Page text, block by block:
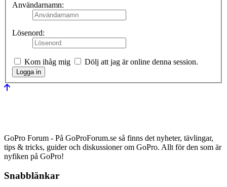
Användarnamn:
Lösenord:
Kom ihåg mig Dölj att jag är online denna session.
GoPro Forum - På GoProForum.se så finns det nyheter, tävlingar,
tips & tricks, guider och diskussioner om GoPro. Allt för den som är
nyfiken på GoPro!
Snabblänkar